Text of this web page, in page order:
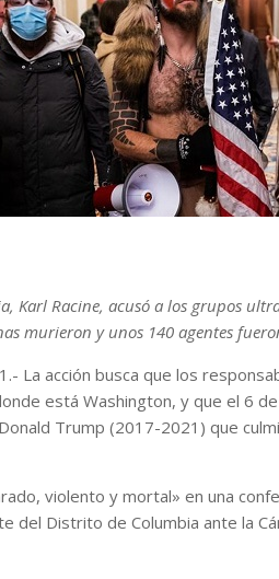
Karl Racine, acusó a los grupos
murieron y unos 140 agentes
La acción busca que los
está Washington, y que el 6
Trump (2017-2021) que
violento y mortal» en una
del Distrito de Columbia ante la